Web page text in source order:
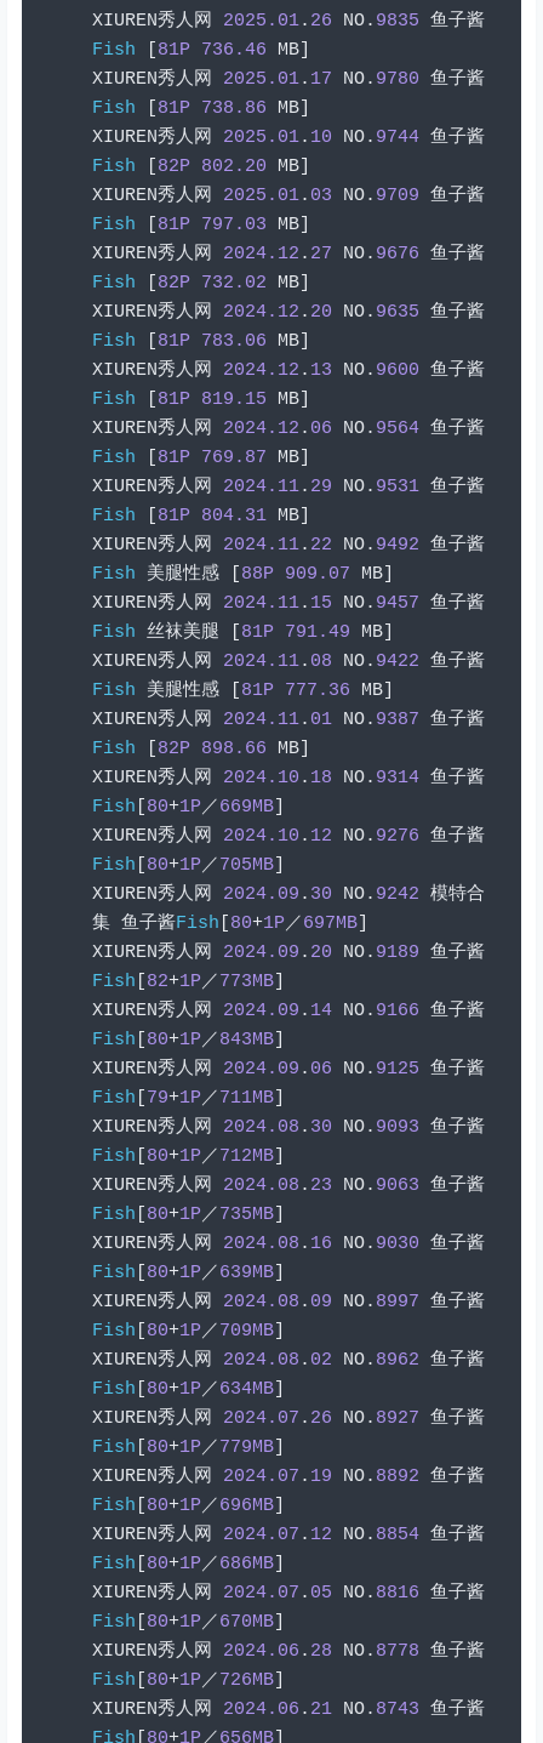
XIUREN秀人网 2025.01. 26 NO. 9835 鱼子酱
Fish
81P 736.46 MB]
XIUREN秀人网 2025.01. 17 NO. 9780 鱼子酱
Fish
81P 738.86 MB]
XIUREN秀人网 2025.01. 10 NO. 9744 鱼子酱
Fish
82P 802.20 MB]
XIUREN秀人网 2025.01. 03 NO. 9709 鱼子酱
Fish
81P 797.03 MB]
XIUREN秀人网 2024.12 . 27 NO. 9676 鱼子酱
Fish
82P 732.02 MB]
XIUREN秀人网 2024.12 . 20 NO. 9635 鱼子酱
Fish
81P 783.06 MB]
XIUREN秀人网 2024.12 . 13 NO. 9600 鱼子酱
Fish
81P 819.15 MB]
XIUREN秀人网 2024.12 . 06 NO. 9564 鱼子酱
Fish
81P 769.87 MB]
XIUREN秀人网 2024.11. 29 NO. 9531 鱼子酱
Fish
81P 804.31 MB]
XIUREN秀人网 2024.11. 22 NO. 9492 鱼子酱
Fish
美腿性感 88P 909.07 MB]
XIUREN秀人网 2024.11. 15 NO. 9457 鱼子酱
Fish 丝袜美腿 81P 791.49 MB]
XIUREN秀人网 2024.11. 08 NO. 9422 鱼子酱
Fish
美腿性感 81P 777.36 MB]
XIUREN秀人网 2024.11. 01 NO. 9387 鱼子酱
Fish
82P 898.66 MB]
XIUREN秀人网 2024.10 . 18 NO. 9314 鱼子酱
Fish
80+1P／669MB]
XIUREN秀人网 2024.10 . 12 NO. 9276 鱼子酱
Fish
80+1P／705MB]
XIUREN秀人网 2024.09 . 30 NO. 9242 模特合
集 鱼子酱Fish 80+1P／697MB]
XIUREN秀人网 2024.09 . 20 NO. 9189 鱼子酱
Fish
82+1P／773MB]
XIUREN秀人网 2024.09 . 14 NO. 9166 鱼子酱
Fish
80+1P／843MB]
XIUREN秀人网 2024.09 . 06 NO. 9125 鱼子酱
Fish
79+1P／711MB]
XIUREN秀人网 2024.08 . 30 NO. 9093 鱼子酱
Fish
80+1P／712MB]
XIUREN秀人网 2024.08 . 23 NO. 9063 鱼子酱
Fish
80+1P／735MB]
XIUREN秀人网 2024.08 . 16 NO. 9030 鱼子酱
Fish
80+1P／639MB]
XIUREN秀人网 2024.08 . 09 NO. 8997 鱼子酱
Fish
80+1P／709MB]
XIUREN秀人网 2024.08 . 02 NO. 8962 鱼子酱
Fish
80+1P／634MB]
XIUREN秀人网 2024.07 . 26 NO. 8927 鱼子酱
Fish
80+1P／779MB]
XIUREN秀人网 2024.07 . 19 NO. 8892 鱼子酱
Fish
80+1P／696MB]
XIUREN秀人网 2024.07 . 12 NO. 8854 鱼子酱
Fish
80+1P／686MB]
XIUREN秀人网 2024.07 . 05 NO. 8816 鱼子酱
Fish
80+1P／670MB]
XIUREN秀人网 2024.06 . 28 NO. 8778 鱼子酱
Fish
80+1P／726MB]
XIUREN秀人网 2024.06 . 21 NO. 8743 鱼子酱
Fish
80+1P／656MB]